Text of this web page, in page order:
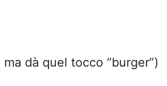
dà quel tocco “burger”)